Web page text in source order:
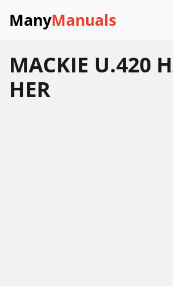
ManyManuals
MACKIE U.420
HER